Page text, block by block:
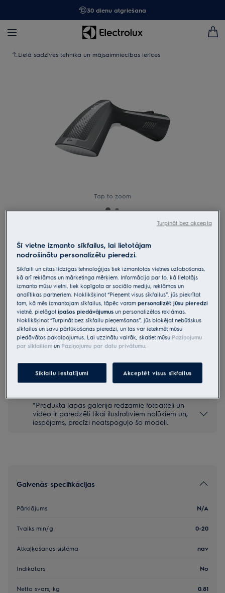
30 dienu atgriešana
Lielā sadzīves tehnika un mājsaimniecības ierīces
Tap to zoom
600.sērija „Refine“ apģērba
tvaicētājs tvaika gludeklis
4.8 (178)
Priekšrocības
Vienkāršs un ērts veids, kā atsvaidzināt un atbrīvot audumu no
burzījumiem.
Izmantojiet tvaicētāju tieši uz apģērba.
Atsvaidzina apģērbus un likvidē līdz 99,9%* baktēriju.
Drošības instrukcijas un drošības brīdinājumi saskaņā ar ES
regulu 2023/988 ir uzskaitīti lietotāja rokasgrāmatas I un II
*Produkta lapas galerijā redzamie fotoattēli un
video ir paredzēti tikai ilustratīviem nolūkiem un,
iespējams, precīzi neatspoguļo šo modeli.
Galvenās specifikācijas
Pārklājums N/A
Tvaiks min/g 0-20
Atkaļķošanas sistēma nav
Indikators No
Netto svars, kg 0.81
Šī vietne izmanto sīkfailus, lai lietotājam
nodrošinātu personalizētu pieredzi.
Sīkfaili un citas līdzīgas tehnoloģijas tiek izmantotas vietnes uzlabošanas,
kā arī reklāmas un mārketinga mērķiem. Informācija par to, kā lietotājs
izmanto mūsu vietni, tiek kopīgota ar sociālo mediju, reklāmas un
analītikas partneriem. Noklikšķinot “Pieņemt visus sīkfailus”, jūs piekrītat
tam, kā mēs izmantojam sīkfailus, tāpēc varampersonalizēt jūsu pieredzi
vietnē, pielāgotīpašos piedāvājumus un personalizētas reklāmas.
Noklikšķinot “Turpināt bez sīkfailu pieņemšanas”, jūs bloķējat nebūtiskus
sīkfailus un savu pārlūkošanas pieredzi, un tas var ietekmēt mūsu
piedāvātos pakalpojumus. Lai uzzinātu vairāk, skatiet mūsu Paziņojumu
par sīkfailiem un Paziņojumu par datu privātumu.
Sīkfailu iestatījumi Akceptēt visus sīkfailus
Turpināt bez akcepta